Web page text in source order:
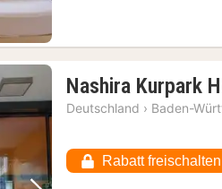
Nashira Kurpark
Deutschland › Baden-
Rabatt freischalten